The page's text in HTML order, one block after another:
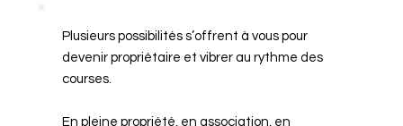
Plusieurs possibilités s’offrent à vous pour
devenir propriétaire et vibrer au rythme des
courses.
En pleine propriété, en association, en